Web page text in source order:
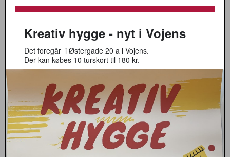
Kreativ hygge - nyt i Vojens
Det foregår i Østergade 20 a i Vojens.
Der kan købes 10 turskort til 180 kr.